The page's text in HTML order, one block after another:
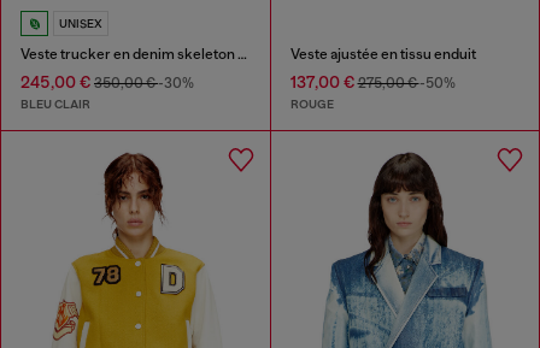
UNISEX
Veste trucker en denim skeleton mi-léger
245,00 € 350,00 €-30%
BLEU CLAIR
Veste ajustée en tissu enduit
137,00 €275,00 €-50%
ROUGE